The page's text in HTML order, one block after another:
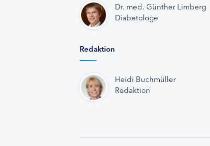
Dr. med. Günther Limberg
Diabetologe
Redaktion
Heidi Buchmüller
Redaktion